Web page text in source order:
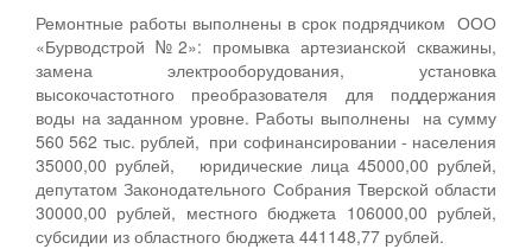
Ремонтные работы выполнены в срок подрядчиком ООО
«Бурводстрой №2»: промывка артезианской скважины,
замена электрооборудования, установка
высокочастотного преобразователя для поддержания
воды на заданном уровне. Работы выполнены на сумму
560 562 тыс. рублей, при софинансировании - населения
35000,00 рублей, юридические лица 45000,00 рублей,
депутатом Законодательного Собрания Тверской области
30000,00 рублей, местного бюджета 106000,00 рублей,
субсидии из областного бюджета 441148,77 рублей.